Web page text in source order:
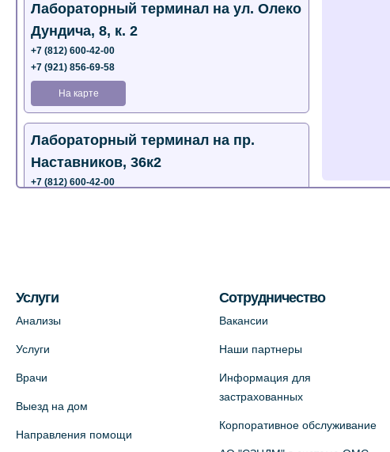
Лабораторный терминал на ул. Олеко
Дундича, 8, к. 2
+7 (812) 600-42-00
+7 (921) 856-69-58
На карте
Лабораторный терминал на пр.
Наставников, 36к2
+7 (812) 600-42-00
Пестеля, 25А
Медицинский центр на Богатырском
пр., 4 (официальный партнер)
Услуги
Анализы
Услуги
Врачи
Выезд на дом
Направления помощи
Сотрудничество
Вакансии
Наши партнеры
Информация для
застрахованных
Корпоративное обслуживание